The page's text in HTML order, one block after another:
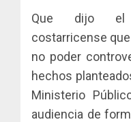
Que dijo el
costarricense
no poder
hechos
Ministerio
audiencia de